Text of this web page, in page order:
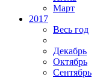
Март
2017
Весь год
Декабрь
Октябрь
Сентябрь